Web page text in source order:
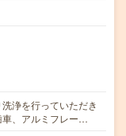
浄を行っていただき
車、アルミフレー…